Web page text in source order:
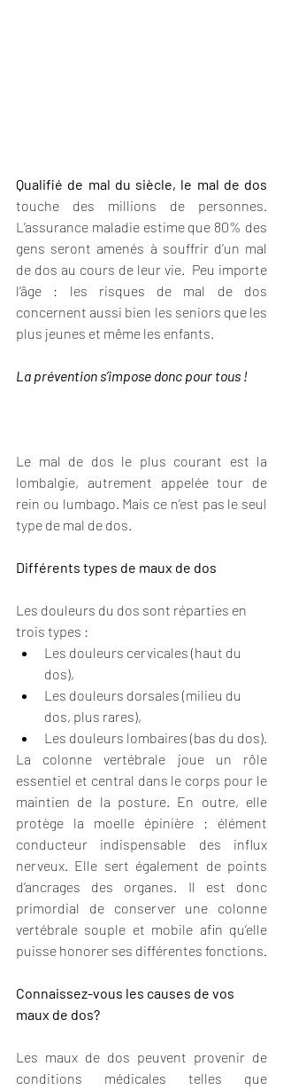
Qualifié de mal du siècle, le mal de dos
touche des millions de personnes.
L’assurance maladie estime que 80% des
gens seront amenés à souffrir d’un mal
de dos au cours de leur vie.  Peu importe
l’âge : les risques de mal de dos
concernent aussi bien les seniors que les
plus jeunes et même les enfants.
La prévention s’impose donc pour tous !
Le mal de dos le plus courant est la
lombalgie, autrement appelée tour de
rein ou lumbago. Mais ce n’est pas le seul
type de mal de dos.
Différents types de maux de dos
Les douleurs du dos sont réparties en
trois types :
Les douleurs cervicales (haut du
dos),
Les douleurs dorsales (milieu du
dos, plus rares),
Les douleurs lombaires (bas du dos).
La colonne vertébrale joue un rôle
essentiel et central dans le corps pour le
maintien de la posture. En outre, elle
protège la moelle épinière : élément
conducteur indispensable des influx
nerveux. Elle sert également de points
d’ancrages des organes. Il est donc
primordial de conserver une colonne
vertébrale souple et mobile afin qu’elle
puisse honorer ses différentes fonctions.
Connaissez-vous les causes de vos
maux de dos?
Les maux de dos peuvent provenir de
conditions médicales telles que